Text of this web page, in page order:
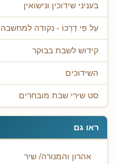
בעניני שידוכין ונישואין
עַל פִּי דַרְכּוֹ - נקודה למחשבה
קידוש לשבת בבוקר
השידוכים
סט שירי שבת מובחרים
ראו גם
אהרון והמנורה/ שיר